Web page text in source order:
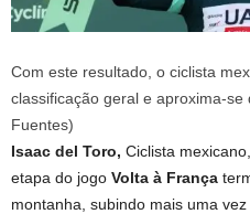
Com este resultado, o ciclista
classificação geral e aproxima-
Fuentes)
Isaac del Toro, Ciclista
etapa do jogo Volta à França
montanha, subindo mais uma